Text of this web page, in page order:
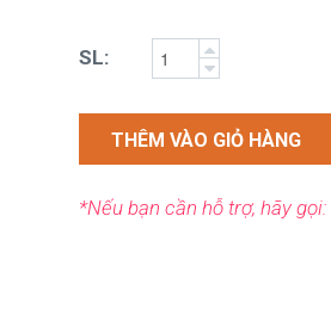
SL:
THÊM VÀO GIỎ HÀNG
*Nếu bạn cần hỗ trợ, hãy gọi: